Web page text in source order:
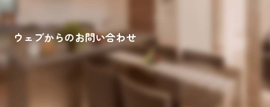
ウェブからのお問い合わせ
お問い合わせ 資料請求